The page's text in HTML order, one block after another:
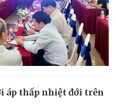
áp thấp nhiệt đới trên